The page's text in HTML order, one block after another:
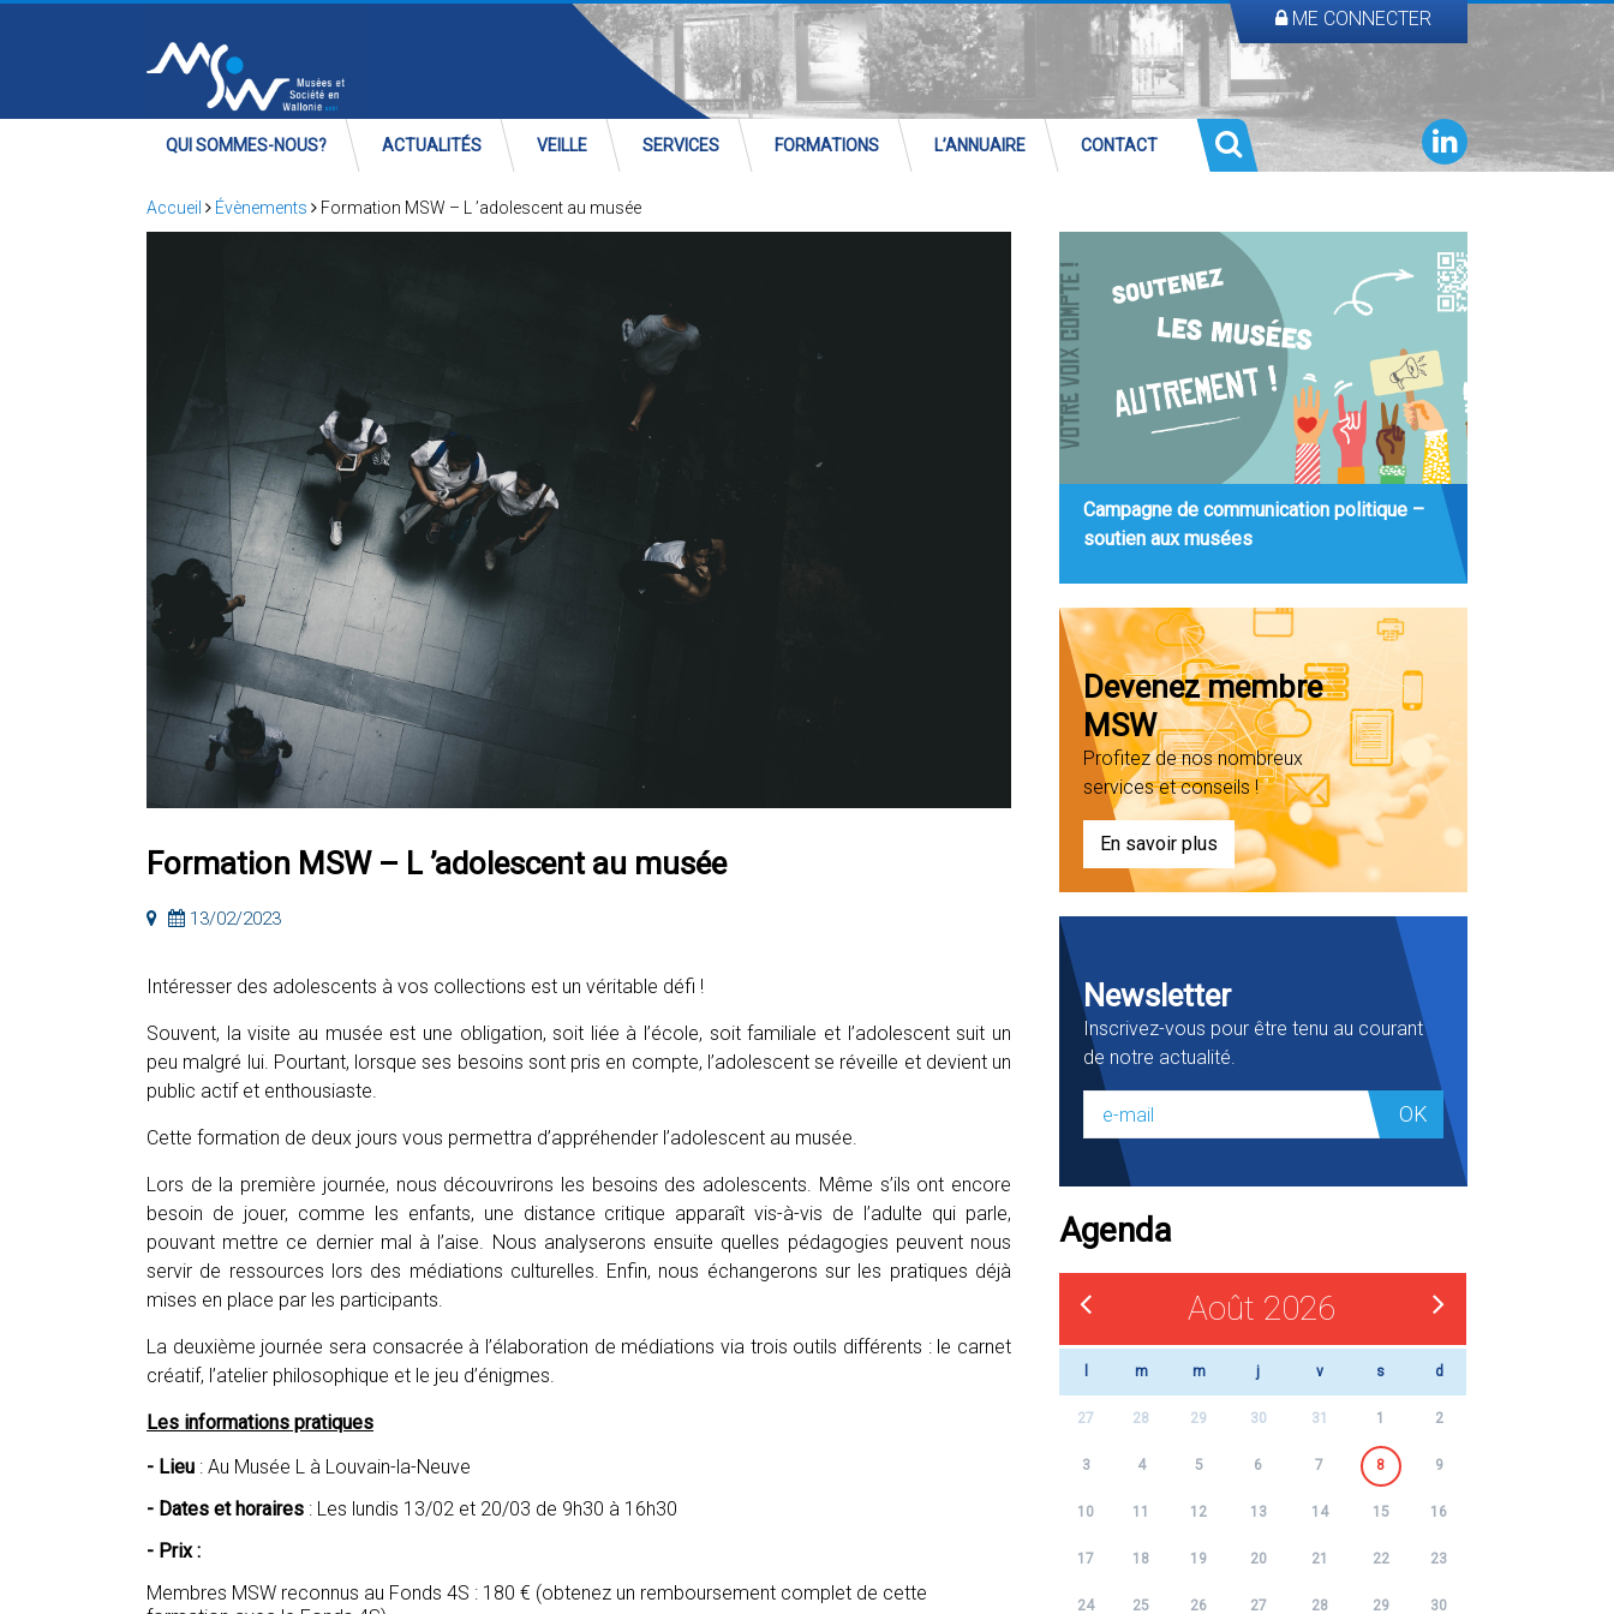
ME CONNECTER
QUI SOMMES-NOUS? ACTUALITÉS VEILLE SERVICES FORMATIONS L’ANNUAIRE CONTACT
Accueil Évènements Formation MSW – L ’adolescent au musée
Formation MSW – L ’adolescent au musée
13/02/2023
Intéresser des adolescents à vos collections est un véritable défi !
Souvent, la visite au musée est une obligation, soit liée à l’école, soit familiale et l’adolescent suit un
peu malgré lui. Pourtant, lorsque ses besoins sont pris en compte, l’adolescent se réveille et devient un
public actif et enthousiaste.
Cette formation de deux jours vous permettra d’appréhender l’adolescent au musée.
Lors de la première journée, nous découvrirons les besoins des adolescents. Même s’ils ont encore
besoin de jouer, comme les enfants, une distance critique apparaît vis-à-vis de l’adulte qui parle,
pouvant mettre ce dernier mal à l’aise. Nous analyserons ensuite quelles pédagogies peuvent nous
servir de ressources lors des médiations culturelles. Enfin, nous échangerons sur les pratiques déjà
mises en place par les participants.
La deuxième journée sera consacrée à l’élaboration de médiations via trois outils différents : le carnet
créatif, l’atelier philosophique et le jeu d’énigmes.
Les informations pratiques
- Lieu : Au Musée L à Louvain-la-Neuve
- Dates et horaires : Les lundis 13/02 et 20/03 de 9h30 à 16h30
- Prix :
Membres MSW reconnus au Fonds 4S : 180 € (obtenez un remboursement complet de cette
Campagne de communication politique –
soutien aux musées
Devenez membre
MSW
Profitez de nos nombreux
services et conseils !
En savoir plus
Newsletter
Inscrivez-vous pour être tenu au courant
de notre actualité.
OK
Agenda
Août 2026
m m j v s d
27 28 29 30 31 1 2
3 4 5 6 7 8 9
10 11 12 13 14 15 16
17 18 19 20 21 22 23
24 25 26 27 28 29 30